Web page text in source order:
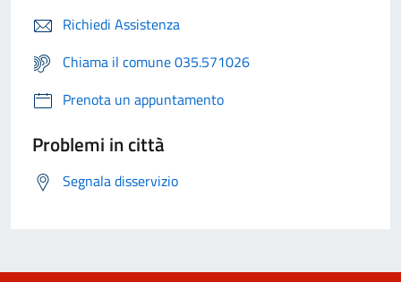
Richiedi Assistenza
Chiama il comune 035.571026
Prenota un appuntamento
Problemi in città
Segnala disservizio